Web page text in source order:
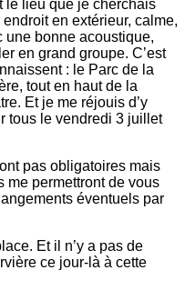
le lieu que je cherchais
en extérieur, calme,
une bonne acoustique,
en grand groupe. C’est
: le Parc de la
tout en haut de la
Et je me réjouis d’y
tous le vendredi 3 juillet
pas obligatoires mais
me permettront de vous
éventuels par
Et il n’y a pas de
ce jour-là à cette